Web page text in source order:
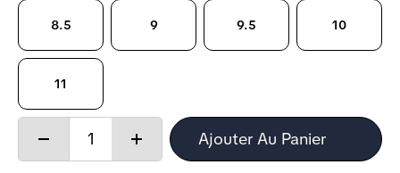
8.5 9 9.5 10
11
Quantity:
Increase
Ajouter Au Panier